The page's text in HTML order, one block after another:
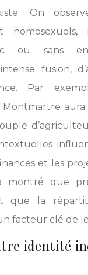
On
homosexuels,
ou sans
fusion,
Par
Montmartre
et les
montré que
que la
facteur clé de
identité